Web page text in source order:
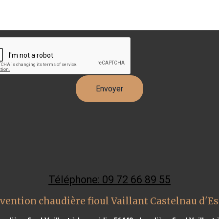
Téléphone: 09 72 66 89 55
chaudière fioul Vaillant Castelnau